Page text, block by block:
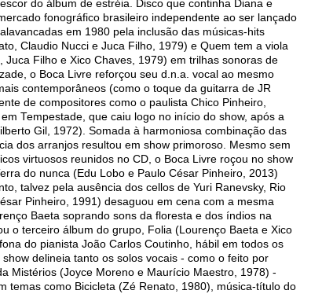
do álbum de estréia. Disco que continha Diana e
fonográfico brasileiro independente ao ser lançado
em 1980 pela inclusão das músicas-hits
Claudio Nucci e Juca Filho, 1979) e Quem tem a viola
Juca Filho e Xico Chaves, 1979) em trilhas sonoras de
o Boca Livre reforçou seu d.n.a. vocal ao mesmo
contemporâneos (como o toque da guitarra de JR
de compositores como o paulista Chico Pinheiro,
Tempestade, que caiu logo no início do show, após a
Gil, 1972). Somada à harmoniosa combinação das
dos arranjos resultou em show primoroso. Mesmo sem
virtuosos reunidos no CD, o Boca Livre roçou no show
do nunca (Edu Lobo e Paulo César Pinheiro, 2013)
talvez pela ausência dos cellos de Yuri Ranevsky, Rio
Pinheiro, 1991) desaguou em cena com a mesma
Baeta soprando sons da floresta e dos índios na
o terceiro álbum do grupo, Folia (Lourenço Baeta e Xico
do pianista João Carlos Coutinho, hábil em todos os
delineia tanto os solos vocais - como o feito por
Mistérios (Joyce Moreno e Maurício Maestro, 1978) -
temas como Bicicleta (Zé Renato, 1980), música-título do